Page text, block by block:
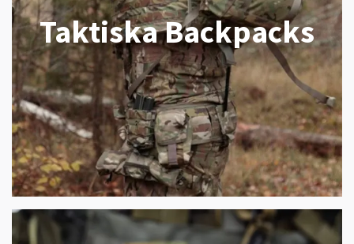
Taktiska Backpacks